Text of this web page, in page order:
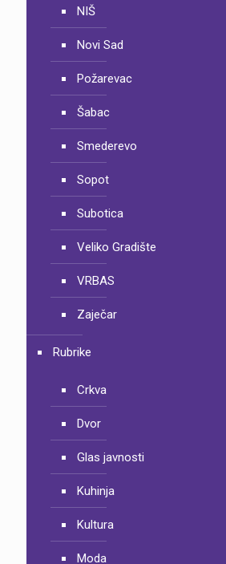
NIŠ
Novi Sad
Požarevac
Šabac
Smederevo
Sopot
Subotica
Veliko Gradište
VRBAS
Zaječar
Rubrike
Crkva
Dvor
Glas javnosti
Kuhinja
Kultura
Moda